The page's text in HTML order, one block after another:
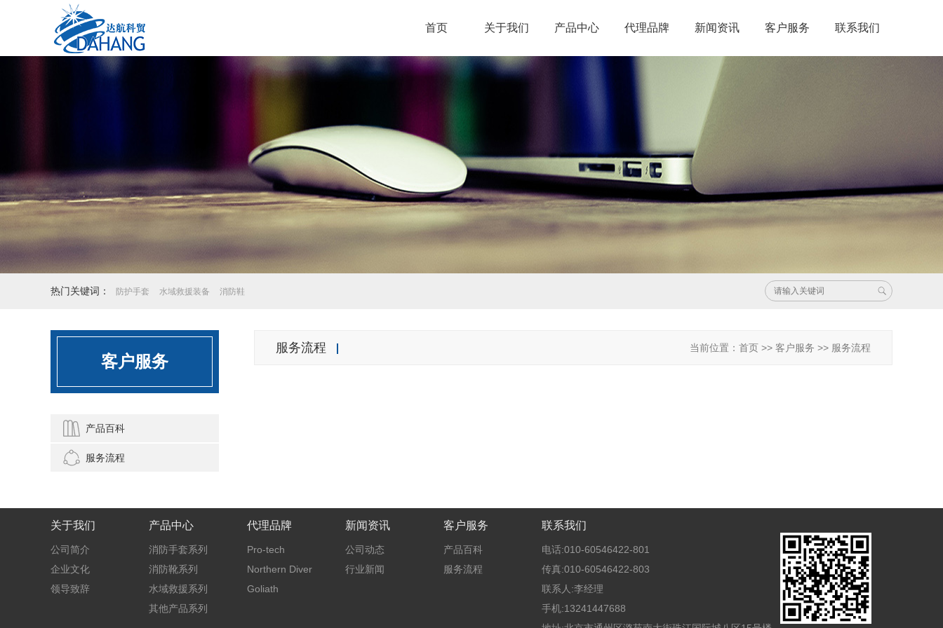
首页 关于我们 产品中心 代理品牌 新闻资讯 客户服务 联系我们
热门关键词： 防护手套 水域救援装备 消防鞋
客户服务
产品百科
服务流程
当前位置： 首页 >> 客户服务 >> 服务流程
服务流程
关于我们
公司简介
企业文化
领导致辞
产品中心
消防手套系列
消防靴系列
水域救援系列
其他产品系列
代理品牌
Pro-tech
Northern Diver
Goliath
新闻资讯
公司动态
行业新闻
客户服务
产品百科
服务流程
联系我们
电话:010-60546422-801
传真:010-60546422-803
联系人:李经理
手机:13241447688